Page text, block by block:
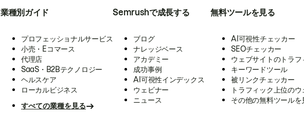
業種別ガイド
プロフェッショナルサービス
小売・Eコマース
代理店
SaaS・B2Bテクノロジー
ヘルスケア
ローカルビジネス
すべての業種を見る
Semrushで成長する
ブログ
ナレッジベース
アカデミー
成功事例
AI可視性インデックス
ウェビナー
ニュース
無料ツールを見る
AI可視性チェッカー
SEOチェッカー
ウェブサイトのトラ
キーワードツール
被リンクチェッカー
トラフィック上位の
その他の無料ツールを